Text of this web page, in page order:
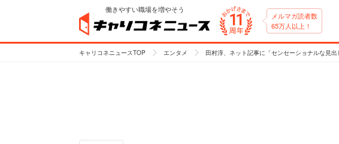
働きやすい職場を増やそう
メルマガ読者数
65万人以上！
キャリコネニュースTOP エンタメ 田村淳、ネット記事に「センセーショナルな見